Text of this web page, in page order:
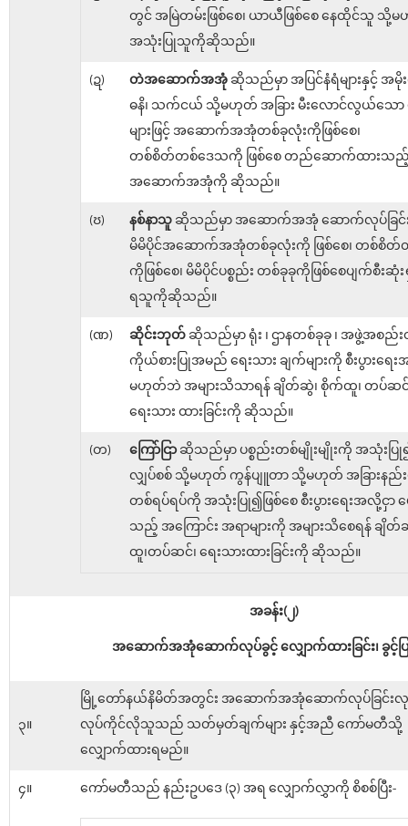
တွင် အမြဲတမ်းဖြစ်စေ၊ ယာယီဖြစ်စေ နေထိုင်သူ သို့
အသုံးပြုသူကိုဆိုသည်။
(ဍ) တဲအဆောက်အအုံ ဆိုသည်မှာ အပြင်နံရံများနှင့် အမိုး
ဓနိ၊ သက်ငယ် သို့မဟုတ် အခြား မီးလောင်လွယ်သော
များဖြင့် အဆောက်အအုံတစ်ခုလုံးကိုဖြစ်စေ၊
တစ်စိတ်တစ်ဒေသကို ဖြစ်စေ တည်ဆောက်ထားသ
အဆောက်အအုံကို ဆိုသည်။
(ၓ) နစ်နာသူဆိုသည်မှာ အဆောက်အအုံ ဆောက်လုပ်ခြင်း
မိမိပိုင်အဆောက်အအုံတစ်ခုလုံးကို ဖြစ်စေ၊ တစ်စိတ်
ကိုဖြစ်စေ၊ မိမိပိုင်ပစ္စည်း တစ်ခုခုကိုဖြစ်စေပျက်စီးဆုံးရှုံ
ရသူကိုဆိုသည်။
(ဏ) ဆိုင်းဘုတ်ဆိုသည်မှာ ရုံး ၊ ဌာနတစ်ခုခု ၊ အဖွဲ့အစည်
ကိုယ်စားပြုအမည် ရေးသား ချက်များကို စီးပွားရေ
မဟုတ်ဘဲ အများသိသာရန် ချိတ်ဆွဲ၊ စိုက်ထူ၊ တပ်ဆင်
ရေးသား ထားခြင်းကို ဆိုသည်။
(တ) ကြော်ငြာဆိုသည်မှာ ပစ္စည်းတစ်မျိုးမျိုးကို အသုံးပြု၍
လျှပ်စစ် သို့မဟုတ် ကွန်ပျူတာ သို့မဟုတ် အခြားနည်
တစ်ရပ်ရပ်ကို အသုံးပြု၍ဖြစ်စေ စီးပွားရေးအလို့ငှာ ဖ
သည့် အကြောင်း အရာများကို အများသိစေရန် ချိ
ထူ၊တပ်ဆင်၊ ရေးသားထားခြင်းကို ဆိုသည်။
အခန်း(၂)
အဆောက်အအုံဆောက်လုပ်ခွင့် လျှောက်ထားခြင်း၊ ခွင့်ပြု
၃။
မြို့တော်နယ်နိမိတ်အတွင်း အဆောက်အအုံဆောက်လုပ်ခြင်းလု
လုပ်ကိုင်လိုသူသည် သတ်မှတ်ချက်များ နှင့်အညီ ကော်မတီသို့
လျှောက်ထားရမည်။
၄။ ကော်မတီသည် နည်းဥပဒေ (၃) အရ လျှောက်လွှာကို စိစစ်ပြီး-